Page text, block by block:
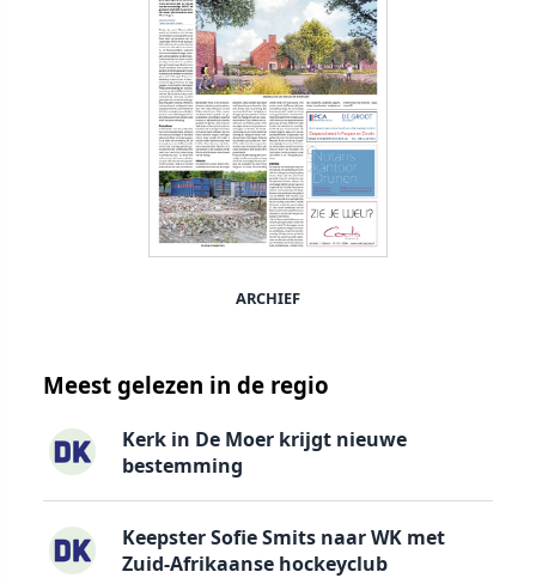
ARCHIEF
Meest gelezen in de regio
Kerk in De Moer krijgt nieuwe
bestemming
Keepster Sofie Smits naar WK met
Zuid-Afrikaanse hockeyclub